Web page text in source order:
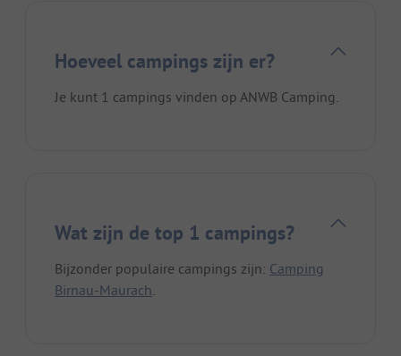
Hoeveel campings zijn er?
Je kunt 1 campings vinden op ANWB Camping.
Wat zijn de top 1 campings?
Bijzonder populaire campings zijn: Camping
Birnau-Maurach